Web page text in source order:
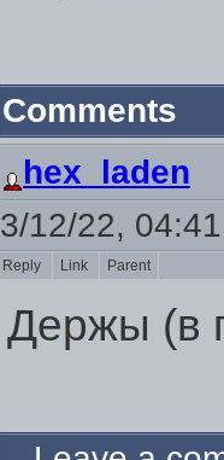
Comments
hex_laden
3/12/22,
Reply Link Parent
Держы (в